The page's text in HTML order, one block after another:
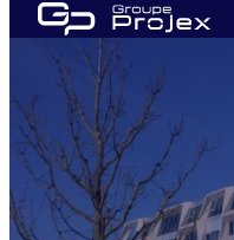
Aller
au
contenu
Groupe
Projex